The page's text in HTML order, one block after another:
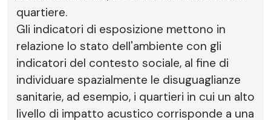
quartiere.
Gli indicatori di esposizione mettono in
relazione lo stato dell'ambiente con gli
indicatori del contesto sociale, al fine di
individuare spazialmente le disuguaglianze
sanitarie, ad esempio, i quartieri in cui un alto
livello di impatto acustico corrisponde a una